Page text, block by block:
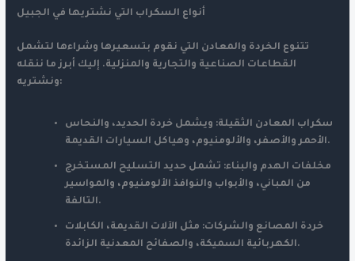
أنواع السكراب التي نشتريها في الجبيل
تتنوع الخردة والمعادن التي نقوم بتسعيرها وشراءها لتشمل
القطاعات الصناعية والتجارية والمنزلية. إليك أبرز ما ننقله
ونشتريه:
سكراب المعادن الثقيلة: ويشمل خردة الحديد، والنحاس
الأحمر والأصفر، والألومنيوم، وهياكل السيارات القديمة.
مخلفات الهدم والبناء: تشمل حديد التسليح المستخرج
من المباني، والأبواب والنوافذ الألومنيوم، والمواسير
التالفة.
خردة المصانع والشركات: مثل الآلات القديمة، الكابلات
الكهربائية السميكة، والصفائح المعدنية الزائدة.